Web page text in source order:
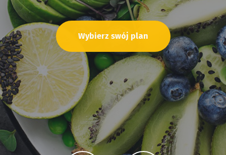
Żyj zdrowo i wybierz ActivBoxCatering
ZAMÓW ONLINE
Wybierz swój plan